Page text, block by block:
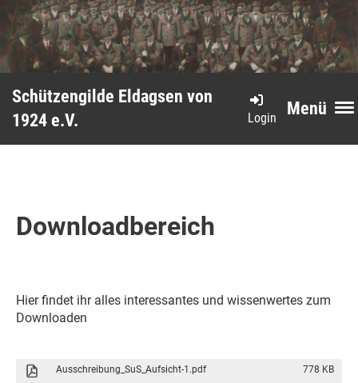
Menü
Login
Schützengilde Eldagsen von
1924 e.V.
Downloadbereich
Hier findet ihr alles interessantes und wissenwertes zum
Downloaden
Ausschreibung_SuS_Aufsicht-1.pdf 778 KB